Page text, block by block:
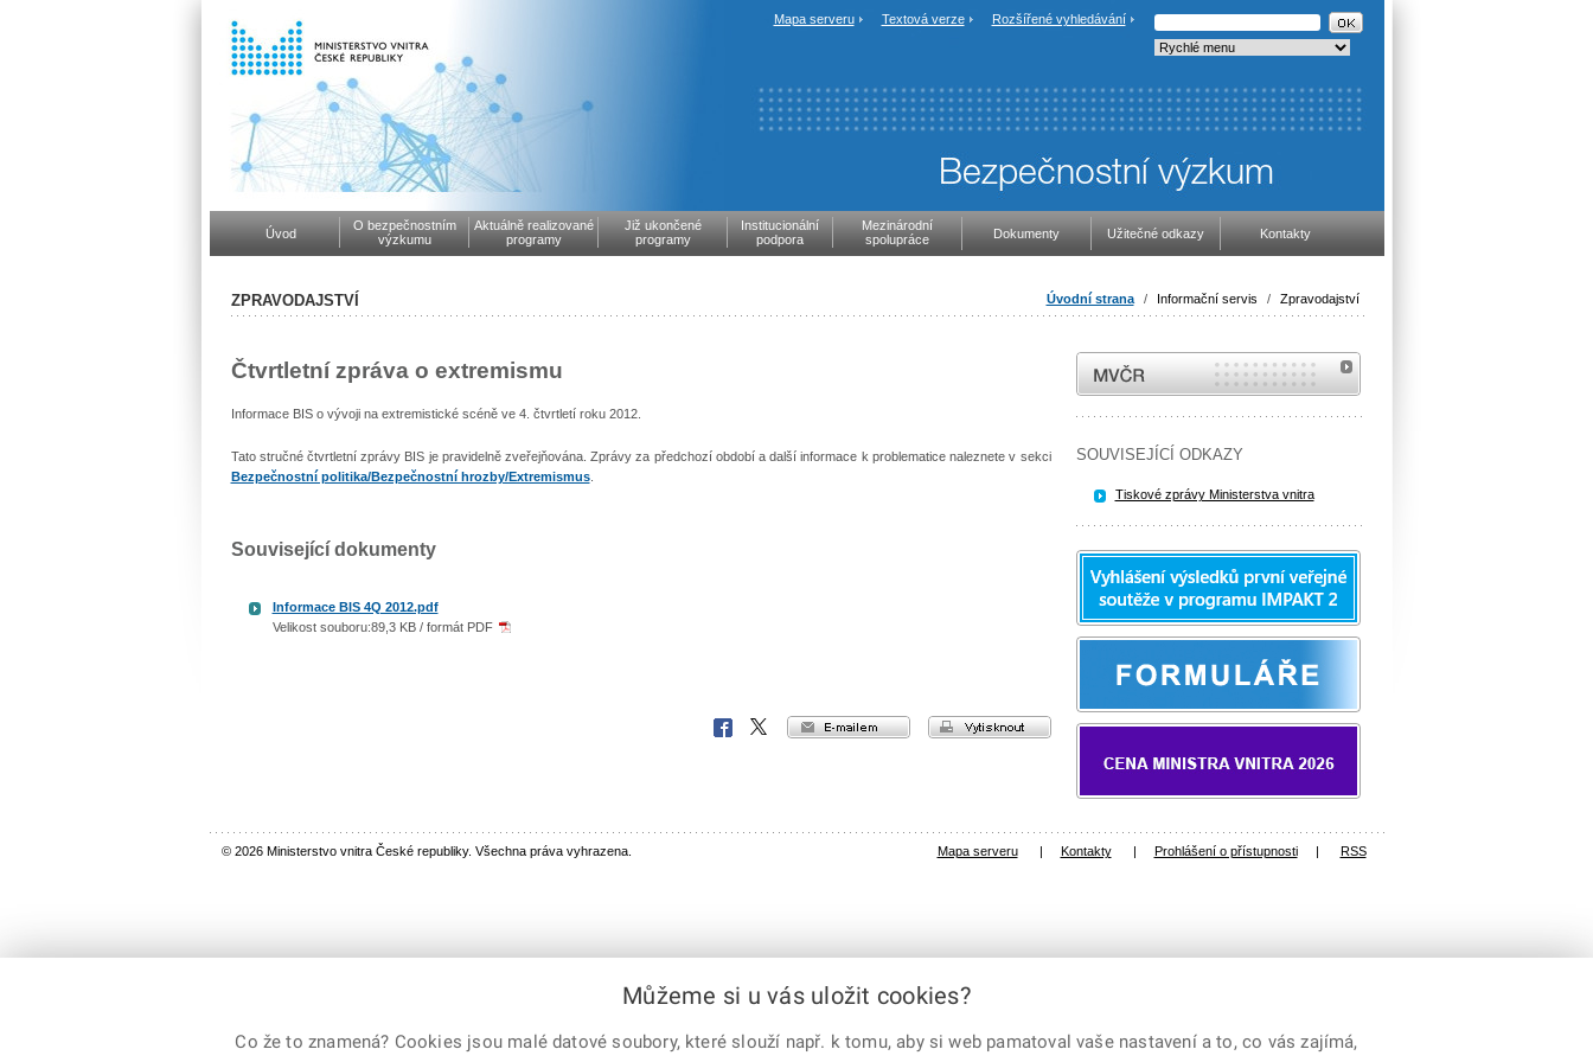
Mapa serveru Textová verze Rozšířené vyhledávání
Úvod
O bezpečnostním
výzkumu
Aktuálně realizované
programy
Již ukončené
programy
Institucionální
podpora
Mezinárodní
spolupráce
Dokumenty Užitečné odkazy Kontakty
Úvodní strana / Informační servis / Zpravodajství
ZPRAVODAJSTVÍ
Čtvrtletní zpráva o extremismu
Informace BIS o vývoji na extremistické scéně ve 4. čtvrtletí roku 2012.
Tato stručné čtvrtletní zprávy BIS je pravidelně zveřejňována. Zprávy za předchozí období a další informace k problematice naleznete v sekci
Bezpečnostní politika/Bezpečnostní hrozby/Extremismus.
Související dokumenty
Informace BIS 4Q 2012.pdf
Velikost souboru:89,3 KB / formát PDF
vytisknout
e-mailem
X
Facebook
MVČR
SOUVISEJÍCÍ ODKAZY
Tiskové zprávy Ministerstva vnitra
© 2026 Ministerstvo vnitra České republiky. Všechna práva vyhrazena. Mapa serveru | Kontakty | Prohlášení o přístupnosti | RSS
Můžeme si u vás uložit cookies?
Co že to znamená? Cookies jsou malé datové soubory, které slouží např. k tomu, aby si web pamatoval vaše nastavení a to, co vás zajímá,